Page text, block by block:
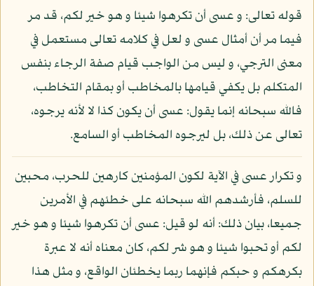
قوله تعالى: و عسى أن تكرهوا شيئا و هو خير لكم، قد مر
فيما مر أن أمثال عسى و لعل في كلامه تعالى مستعمل في
معنى الترجي، و ليس من الواجب قيام صفة الرجاء بنفس
المتكلم بل يكفي قيامها بالمخاطب أو بمقام التخاطب،
فالله سبحانه إنما يقول: عسى أن يكون كذا لا لأنه يرجوه،
تعالى عن ذلك، بل ليرجوه المخاطب أو السامع.
و تكرار عسى في الآية لكون المؤمنين كارهين للحرب، محبين
للسلم، فأرشدهم الله سبحانه على خطئهم في الأمرين
جميعا، بيان ذلك: أنه لو قيل: عسى أن تكرهوا شيئا و هو خير
لكم أو تحبوا شيئا و هو شر لكم، كان معناه أنه لا عبرة
بكرهكم و حبكم فإنهما ربما يخطئان الواقع، و مثل هذا